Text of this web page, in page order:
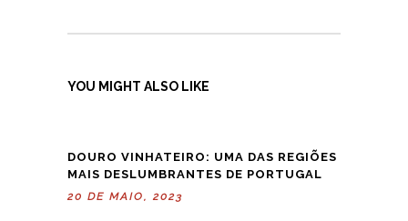
YOU MIGHT ALSO LIKE
DOURO VINHATEIRO: UMA DAS REGIÕES
MAIS DESLUMBRANTES DE PORTUGAL
20 DE MAIO, 2023